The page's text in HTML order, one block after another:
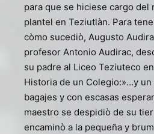
para que se hiciese cargo del
plantel en Teziutlàn. Para
còmo sucediò, Augusto
profesor Antonio Audirac,
su padre al Liceo Teziuteco
Historia de un Colegio:»…y un
bagajes y con escasas
maestro se despidiò de su
encaminò a la pequeña y